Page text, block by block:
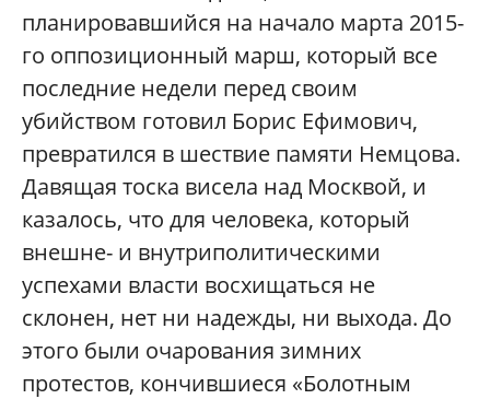
планировавшийся на начало марта 2015-
го оппозиционный марш, который все
последние недели перед своим
убийством готовил Борис Ефимович,
превратился в шествие памяти Немцова.
Давящая тоска висела над Москвой, и
казалось, что для человека, который
внешне- и внутриполитическими
успехами власти восхищаться не
склонен, нет ни надежды, ни выхода. До
этого были очарования зимних
протестов, кончившиеся «Болотным